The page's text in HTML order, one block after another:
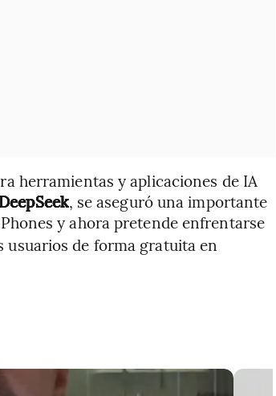
herramientas y aplicaciones de IA
, se aseguró una importante
y ahora pretende enfrentarse
usuarios de forma gratuita en